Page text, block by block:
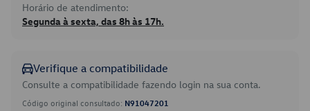
Horário de atendimento:
Segunda à sexta, das 8h às 17h.
Verifique a compatibilidade
Consulte a compatibilidade fazendo login na sua conta.
Código original consultado: N91047201